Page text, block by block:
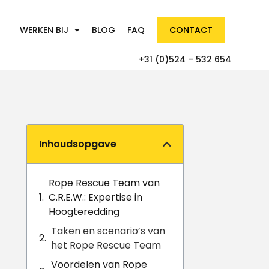
WERKEN BIJ BLOG FAQ CONTACT
+31 (0)524 – 532 654
Inhoudsopgave
Rope Rescue Team van
C.R.E.W.: Expertise in
Hoogteredding
Taken en scenario’s van
het Rope Rescue Team
Voordelen van Rope